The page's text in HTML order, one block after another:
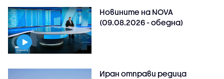
Новините на NOVA
(09.08.2026 - обедна)
Иран отправи редица